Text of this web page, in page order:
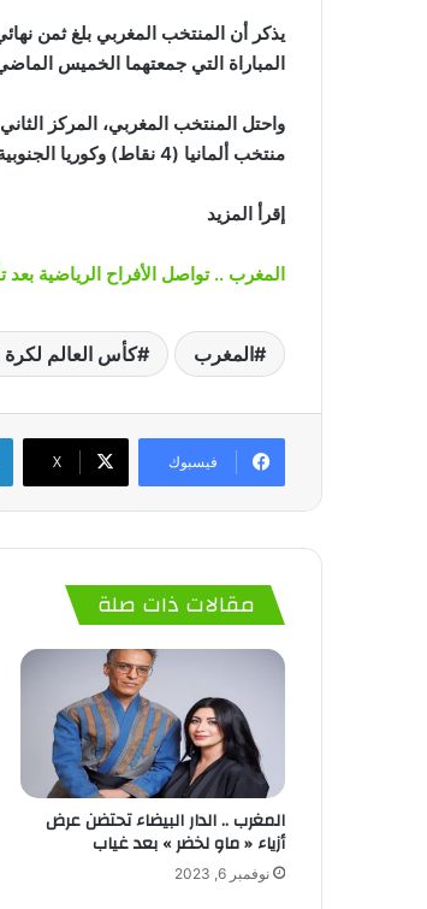
يذكر أن المنتخب المغربي بلغ ثمن
المباراة التي جمعتهما الخميس
منتخب ألمانيا (4 نقاط) وكوريا الجنوبية (1 نقطة).
إقرأ المزيد
المغرب .. تواصل الأفراح الرياضية
المغرب كأس العالم لكرة
فيسبوك ‫X
مقالات ذات صلة
المغرب .. الدار البيضاء تحتضن عرض
أزياء « ماو لخضر » بعد غياب
نوفمبر 6, 2023